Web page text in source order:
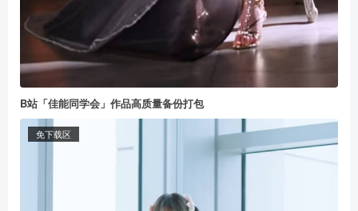
B站「佳能同学会」作品高质量备份打包
免下载区